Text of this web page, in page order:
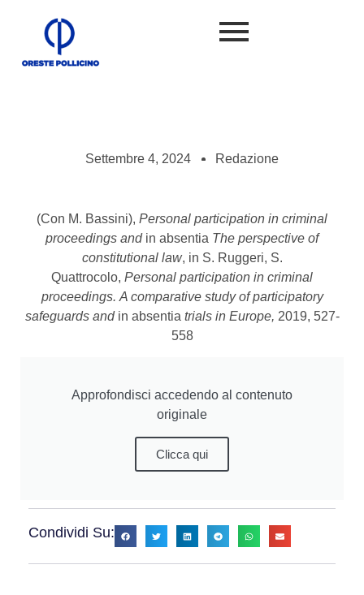
Settembre 4, 2024 Redazione
(Con M. Bassini), Personal participation in criminal
proceedings and in absentia The perspective of
constitutional law, in S. Ruggeri, S.
Quattrocolo, Personal participation in criminal
proceedings. A comparative study of participatory
safeguards and in absentia trials in Europe, 2019, 527-
558
Approfondisci accedendo al contenuto
originale
Clicca qui
Condividi Su: